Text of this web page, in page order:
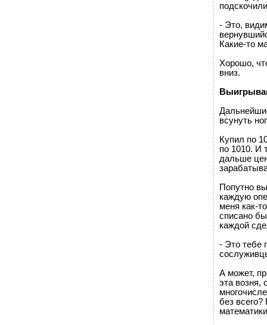
- Это,
Какие-то
Хорошо,
вниз.
всунуть
Купил по
по 1010. И
дальше
Попутно
каждую
меня как-
списано
каждой
- Это тебе
А может,
эта возня,
без